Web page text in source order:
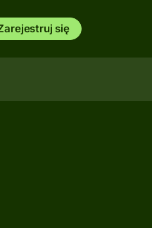
się